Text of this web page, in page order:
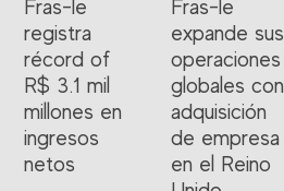
Fras-le
registra
récord of
R$ 3.1 mil
millones en
ingresos
netos
Fras-le
expande sus
operaciones
globales con
adquisición
de empresa
en el Reino